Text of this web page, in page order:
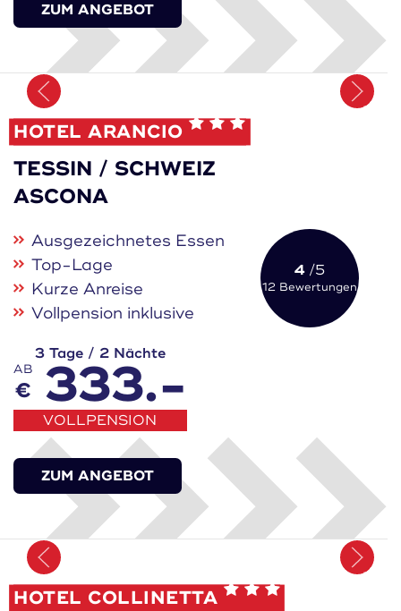
ZUM ANGEBOT
Merken
HOTEL ARANCIO
TESSIN / SCHWEIZ
ASCONA
Ausgezeichnetes Essen
Top-Lage
Kurze Anreise
Vollpension inklusive
4 /5
12 Bewertungen
3 Tage / 2 Nächte
AB
€ 333.-
VOLLPENSION
ZUM ANGEBOT
Merken
HOTEL COLLINETTA